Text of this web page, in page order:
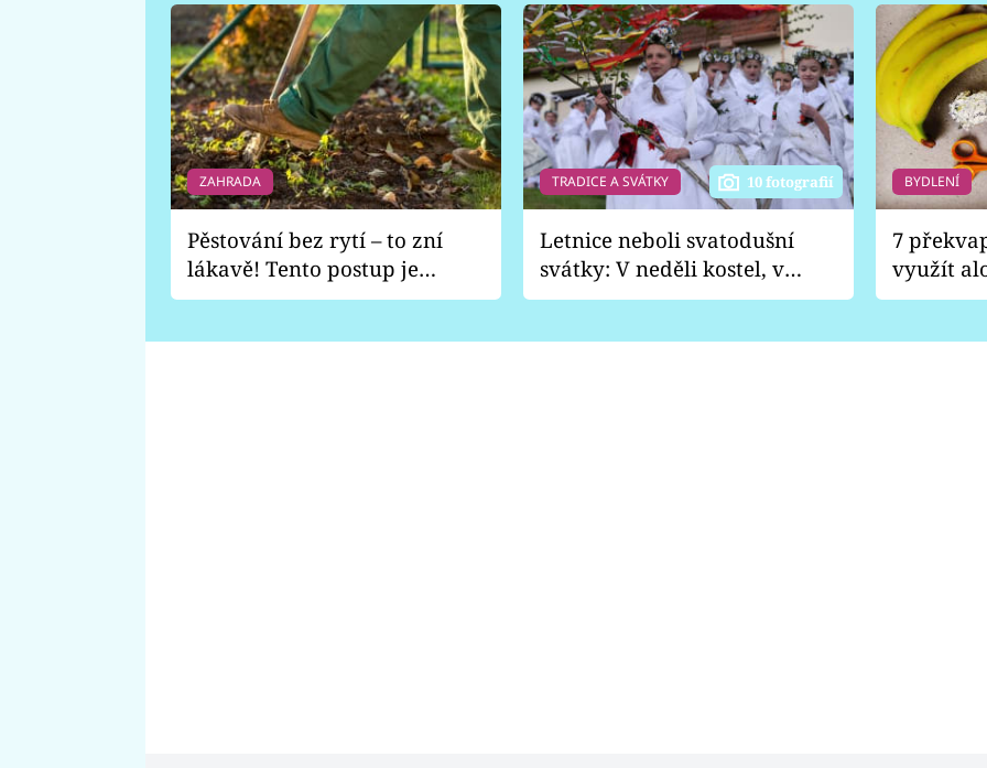
ZAHRADA
Pěstování bez rytí – to zní
lákavě! Tento postup je
vhodný jen pro některé
TRADICE A SVÁTKY 10 fotografií
Letnice neboli svatodušní
svátky: V neděli kostel, v
pondělí zábava
BYDLENÍ
7
využít